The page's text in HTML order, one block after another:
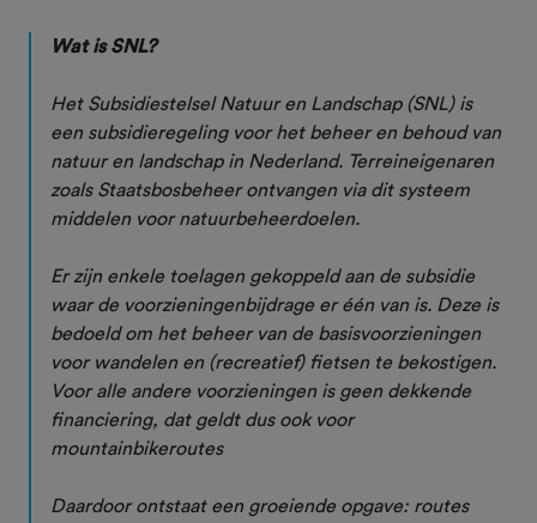
Wat is SNL?
Het Subsidiestelsel Natuur en Landschap (SNL) is
een subsidieregeling voor het beheer en behoud van
natuur en landschap in Nederland. Terreineigenaren
zoals Staatsbosbeheer ontvangen via dit systeem
middelen voor natuurbeheerdoelen.
Er zijn enkele toelagen gekoppeld aan de subsidie
waar de voorzieningenbijdrage er één van is. Deze is
bedoeld om het beheer van de basisvoorzieningen
voor wandelen en (recreatief) fietsen te bekostigen.
Voor alle andere voorzieningen is geen dekkende
financiering, dat geldt dus ook voor
mountainbikeroutes
Daardoor ontstaat een groeiende opgave: routes